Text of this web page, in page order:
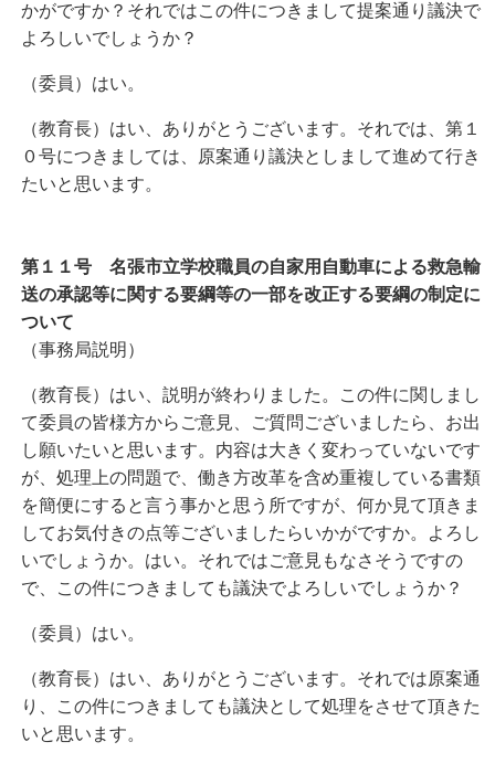
かがですか？それではこの件につきまして提案通り議決で
よろしいでしょうか？
（委員）はい。
（教育長）はい、ありがとうございます。それでは、第１
０号につきましては、原案通り議決としまして進めて行き
たいと思います。
第１１号 名張市立学校職員の自家用自動車による救急輸
送の承認等に関する要綱等の一部を改正する要綱の制定に
ついて
（事務局説明）
（教育長）はい、説明が終わりました。この件に関しまし
て委員の皆様方からご意見、ご質問ございましたら、お出
し願いたいと思います。内容は大きく変わっていないです
が、処理上の問題で、働き方改革を含め重複している書類
を簡便にすると言う事かと思う所ですが、何か見て頂きま
してお気付きの点等ございましたらいかがですか。よろし
いでしょうか。はい。それではご意見もなさそうですの
で、この件につきましても議決でよろしいでしょうか？
（委員）はい。
（教育長）はい、ありがとうございます。それでは原案通
り、この件につきましても議決として処理をさせて頂きた
いと思います。